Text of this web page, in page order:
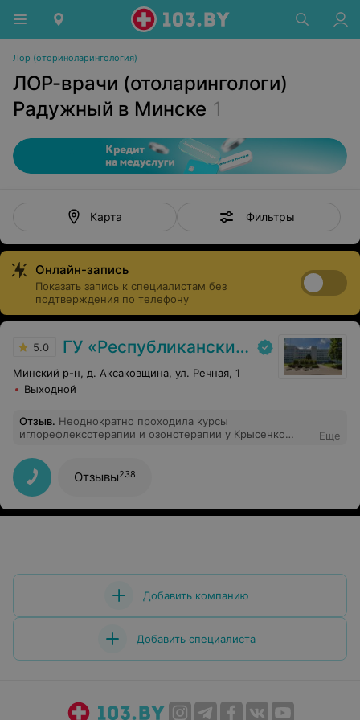
Лор (оториноларингология)
ЛОР-врачи (отоларингологи)
Радужный в Минске 1
Карта Фильтры
Онлайн-запись
Показать запись к специалистам без
подтверждения по телефону
5.0 ГУ «Республиканский научно-практический центр медицинской экспертизы и реабилитаци»
Минский р-н, д. Аксаковщина, ул. Речная, 1
Выходной
Отзыв. Неоднократно проходила курсы
иглорефлексотерапии и озонотерапии у Крысенко
грамотный врач, но и добрый отзывчивый человек,
который лечит не только иголками, но и словами)
Еще
Отзывы238
Добавить компанию
Добавить специалиста